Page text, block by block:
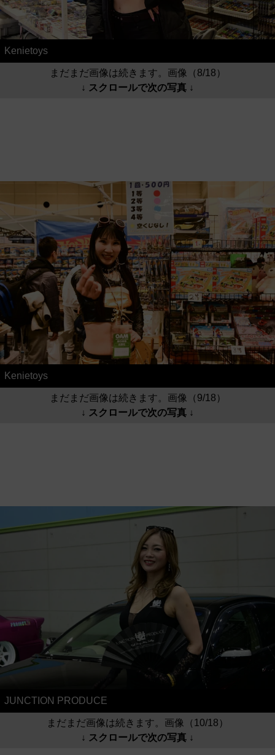
Kenietoys
まだまだ画像は続きます。画像（8/18）
↓ スクロールで次の写真 ↓
Kenietoys
まだまだ画像は続きます。画像（9/18）
↓ スクロールで次の写真 ↓
JUNCTION PRODUCE
まだまだ画像は続きます。画像（10/18）
↓ スクロールで次の写真 ↓